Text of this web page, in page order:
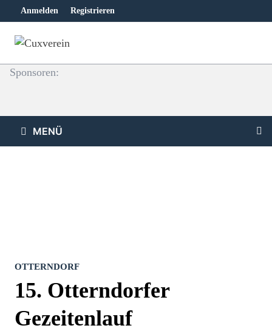
Inhalt
springen
Anmelden Registrieren
Sponsoren:
MENÜ
OTTERNDORF
15. Otterndorfer
Gezeitenlauf